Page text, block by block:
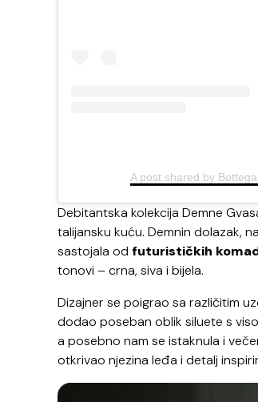
A post shared by
Debitantska kolekcija Demne
talijansku kuću. Demnin dolazak,
sastojala od futurističkih
tonovi – crna, siva i bijela.
Dizajner se poigrao sa različitim
dodao poseban oblik siluete s
a posebno nam se istaknula i
otkrivao njezina leđa i detalj